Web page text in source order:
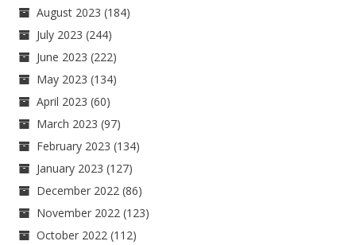
August 2023 (184)
July 2023 (244)
June 2023 (222)
May 2023 (134)
April 2023 (60)
March 2023 (97)
February 2023 (134)
January 2023 (127)
December 2022 (86)
November 2022 (123)
October 2022 (112)